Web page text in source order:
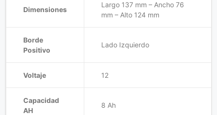
Dimensiones
Largo 137 mm – Ancho 76
mm – Alto 124 mm
Borde
Positivo
Lado Izquierdo
Voltaje 12
Capacidad
AH
8 Ah